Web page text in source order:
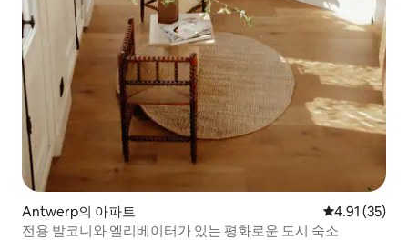
Antwerp의 아파트 평점 4.91점
4.91 (35)
전용 발코니와 엘리베이터가 있는 평화로운 도시 숙소